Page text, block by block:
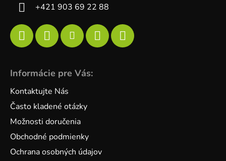
+421 903 69 22 88
Informácie pre Vás:
Kontaktujte Nás
Často kladené otázky
Možnosti doručenia
Obchodné podmienky
Ochrana osobných údajov